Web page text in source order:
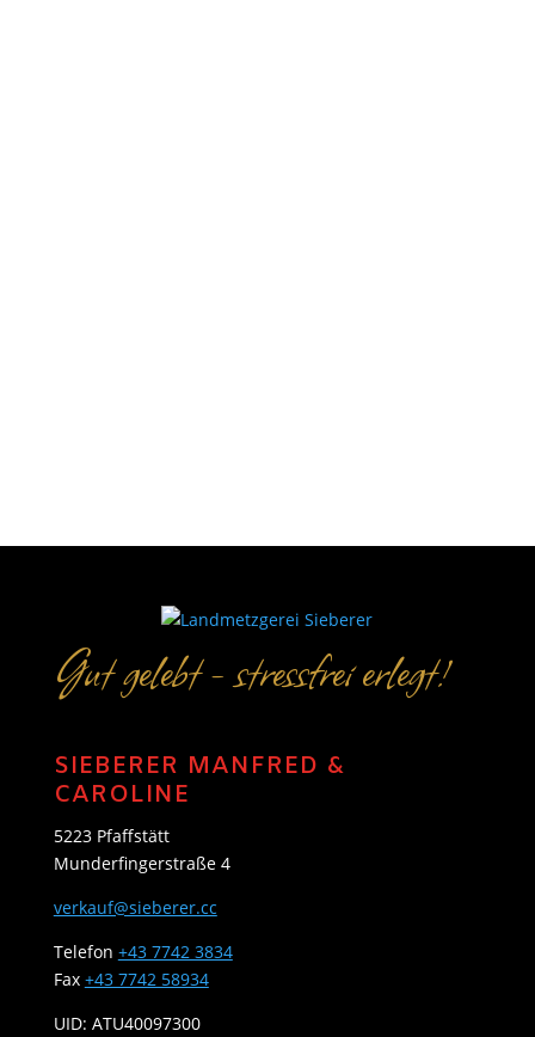
Gut gelebt - stressfrei erlegt!
SIEBERER MANFRED &
CAROLINE
5223 Pfaffstätt
Munderfingerstraße 4
verkauf@sieberer.cc
Telefon +43 7742 3834
Fax +43 7742 58934
UID: ATU40097300